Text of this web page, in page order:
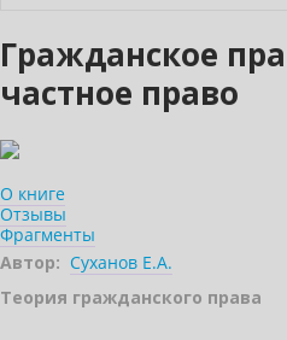
Гражданское
частное право
О книге
Отзывы
Фрагменты
Автор: Суханов Е.А.
Теория гражданского права